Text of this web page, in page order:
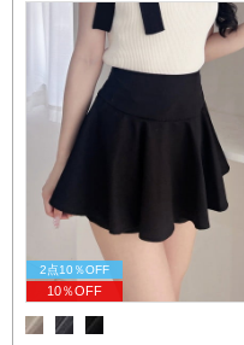
2点10％OFF
10％OFF